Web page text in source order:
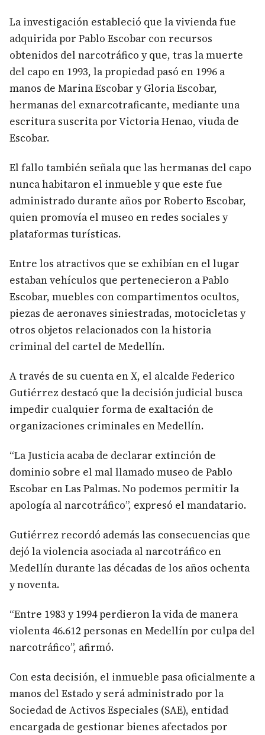
La investigación estableció que la vivienda fue
adquirida por Pablo Escobar con recursos
obtenidos del narcotráfico y que, tras la muerte
del capo en 1993, la propiedad pasó en 1996 a
manos de Marina Escobar y Gloria Escobar,
hermanas del exnarcotraficante, mediante una
escritura suscrita por Victoria Henao, viuda de
Escobar.
El fallo también señala que las hermanas del capo
nunca habitaron el inmueble y que este fue
administrado durante años por Roberto Escobar,
quien promovía el museo en redes sociales y
plataformas turísticas.
Entre los atractivos que se exhibían en el lugar
estaban vehículos que pertenecieron a Pablo
Escobar, muebles con compartimentos ocultos,
piezas de aeronaves siniestradas, motocicletas y
otros objetos relacionados con la historia
criminal del cartel de Medellín.
A través de su cuenta en X, el alcalde Federico
Gutiérrez destacó que la decisión judicial busca
impedir cualquier forma de exaltación de
organizaciones criminales en Medellín.
“La Justicia acaba de declarar extinción de
dominio sobre el mal llamado museo de Pablo
Escobar en Las Palmas. No podemos permitir la
apología al narcotráfico”, expresó el mandatario.
Gutiérrez recordó además las consecuencias que
dejó la violencia asociada al narcotráfico en
Medellín durante las décadas de los años ochenta
y noventa.
“Entre 1983 y 1994 perdieron la vida de manera
violenta 46.612 personas en Medellín por culpa del
narcotráfico”, afirmó.
Con esta decisión, el inmueble pasa oficialmente a
manos del Estado y será administrado por la
Sociedad de Activos Especiales (SAE), entidad
encargada de gestionar bienes afectados por